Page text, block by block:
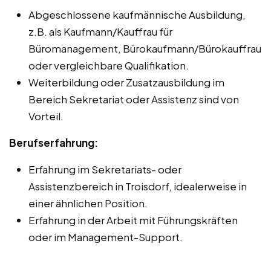
Abgeschlossene kaufmännische Ausbildung,
z.B. als Kaufmann/Kauffrau für
Büromanagement, Bürokaufmann/Bürokauffrau
oder vergleichbare Qualifikation.
Weiterbildung oder Zusatzausbildung im
Bereich Sekretariat oder Assistenz sind von
Vorteil.
Berufserfahrung:
Erfahrung im Sekretariats- oder
Assistenzbereich in Troisdorf, idealerweise in
einer ähnlichen Position.
Erfahrung in der Arbeit mit Führungskräften
oder im Management-Support.